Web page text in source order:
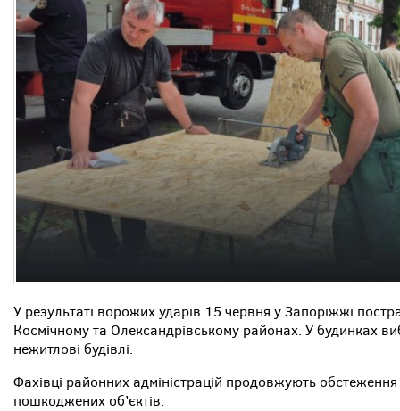
У результаті ворожих ударів 15 червня у Запоріжжі
Космічному та Олександрівському районах. У будинках
нежитлові будівлі.
Фахівці районних адміністрацій продовжують
пошкоджених об’єктів.